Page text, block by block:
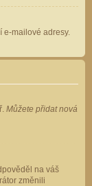
e-mailové adresy.
Můžete přidat nová
na váš
změnili